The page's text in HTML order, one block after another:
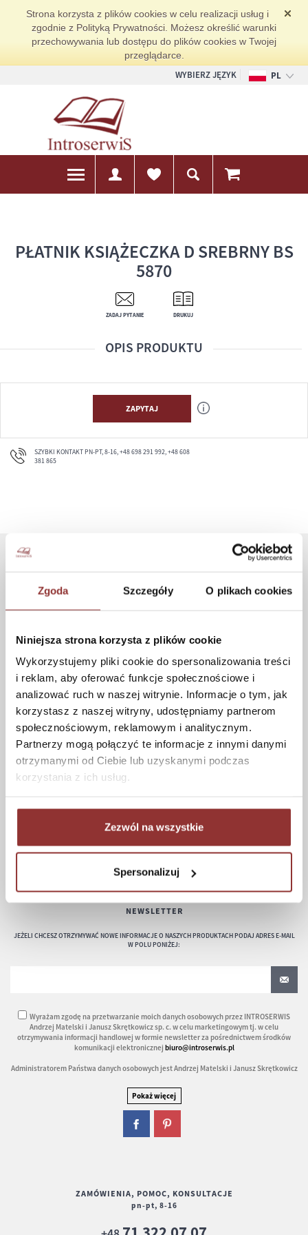
Zgoda Szczegóły O plikach cookies
Niniejsza strona korzysta z plików cookie
Wykorzystujemy pliki cookie do spersonalizowania treści
i reklam, aby oferować funkcje społecznościowe i
analizować ruch w naszej witrynie. Informacje o tym, jak
korzystasz z naszej witryny, udostępniamy partnerom
społecznościowym, reklamowym i analitycznym.
Partnerzy mogą połączyć te informacje z innymi danymi
otrzymanymi od Ciebie lub uzyskanymi podczas
korzystania z ich usług.
Zezwól na wszystkie
Spersonalizuj
Strona korzysta z plików cookies w celu realizacji usług i
zgodnie z Polityką Prywatności. Możesz określić warunki
przechowywania lub dostępu do plików cookies w Twojej
przeglądarce.
WYBIERZ JĘZYK
PL
PŁATNIK KSIĄŻECZKA D SREBRNY BS
5870
ZADAJ PYTANIE DRUKUJ
OPIS PRODUKTU
ZAPYTAJ
SZYBKI KONTAKT PN-PT, 8-16, +48 698 291 992, +48 608
381 865
Jak kupować
Formy płatności
Informacje techniczne
POMOC
Regulamin
Konserwacja i czyszczenie
Kontakt
NEWSLETTER
JEŻELI CHCESZ OTRZYMYWAĆ NOWE INFORMACJE O NASZYCH PRODUKTACH PODAJ ADRES E-MAIL
W POLU PONIŻEJ:
Wyrażam zgodę na przetwarzanie moich danych osobowych przez INTROSERWIS
Andrzej Matelski i Janusz Skrętkowicz sp. c. w celu marketingowym tj. w celu
otrzymywania informacji handlowej w formie newsletter za pośrednictwem środków
komunikacji elektronicznej biuro@introserwis.pl
Administratorem Państwa danych osobowych jest Andrzej Matelski i Janusz Skrętkowicz
ZAMÓWIENIA, POMOC, KONSULTACJE
pn-pt, 8-16